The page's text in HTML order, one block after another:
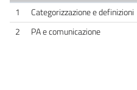
1
Categorizzazione e definizioni
2
PA e comunicazione